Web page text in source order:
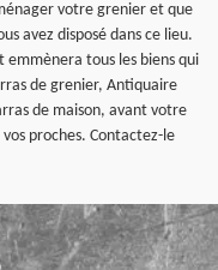
votre grenier et que
avez disposé dans ce lieu.
emmènera tous les biens qui
de grenier, Antiquaire
de maison, avant votre
proches. Contactez-le